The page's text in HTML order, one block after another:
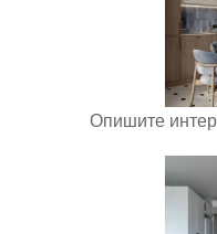
Опишите